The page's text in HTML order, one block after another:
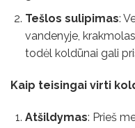
Tešlos sulipimas:
vandenyje,
todėl koldūnai gali
Kaip teisingai virti
Atšildymas: Prieš